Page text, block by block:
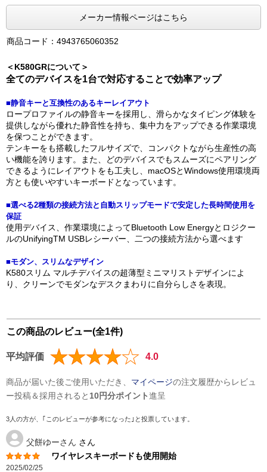
メーカー情報ページはこちら
商品コード：4943765060352
＜K580GRについて＞
全てのデバイスを1台で対応することで効率アップ
■静音キーと互換性のあるキーレイアウト
ロープロファイルの静音キーを採用し、滑らかなタイピング体験を
提供しながら優れた静音性を持ち、集中力をアップできる作業環境
を保つことができます。
テンキーをも搭載したフルサイズで、コンパクトながら生産性の高
い機能を誇ります。また、どのデバイスでもスムーズにペアリング
できるようにレイアウトをも工夫し、macOSとWindows使用環境両
方とも使いやすいキーボードとなっています。
■選べる2種類の接続方法と自動スリップモードで安定した長時間使用を
保証
使用デバイス、作業環境によってBluetooth Low Energyとロジクー
ルのUnifyingTM USBレシーバー、二つの接続方法から選べます
■モダン、スリムなデザイン
K580スリム マルチデバイスの超薄型ミニマリストデザインによ
り、クリーンでモダンなデスクまわりに自分らしさを表現。
この商品のレビュー(全1件)
平均評価 4.0
商品が届いた後ご使用いただき、 マイページの注文履歴からレビュ
ー投稿＆採用されると 10円分ポイント進呈
3人の方が、｢このレビューが参考になった｣と投票しています。
父餅ゆーさん さん
ワイヤレスキーボードも使用開始
2025/02/25